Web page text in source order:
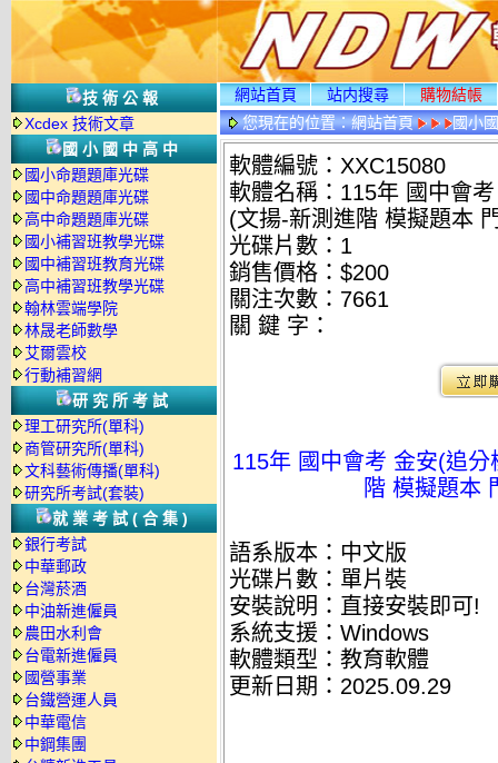
技術公報
Xcdex 技術文章
國小國中高中
國小命題題庫光碟
國中命題題庫光碟
高中命題題庫光碟
國小補習班教學光碟
國中補習班教育光碟
高中補習班教學光碟
翰林雲端學院
林晟老師數學
艾爾雲校
行動補習網
研究所考試
理工研究所(單科)
商管研究所(單科)
文科藝術傳播(單科)
研究所考試(套裝)
就業考試(合集)
銀行考試
中華郵政
台灣菸酒
中油新進僱員
農田水利會
台電新進僱員
國營事業
台鐵營運人員
中華電信
中鋼集團
網站首頁 站内搜尋
購物結帳
您現在的位置：網站首頁 國小
軟體編號：XXC15080
軟體名稱：115年 國中會
(文揚-新測進階 模擬題本
光碟片數：1
銷售價格：$200
關注次數： 7661
關 鍵 字：
115年 國中會考 金安(追
階 模擬題本
語系版本：中文版
光碟片數：單片裝
安裝說明：直接安裝即可!
系統支援：Windows
軟體類型：教育軟體
更新日期：2025.09.29